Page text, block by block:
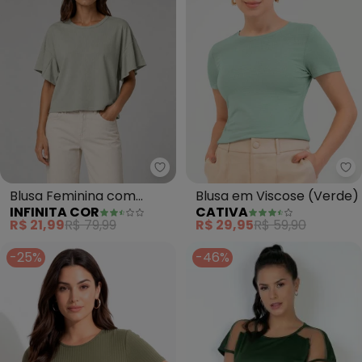
Infinita Cor - Blusa Feminina
Blusa Feminina com
Manga Franzida (Verde)
INFINITA COR
R$ 21,99R$ 79,99
Blusa em Viscose (Verde)
CATIVA
R$ 29,95R$ 59,90
-25%
-46%